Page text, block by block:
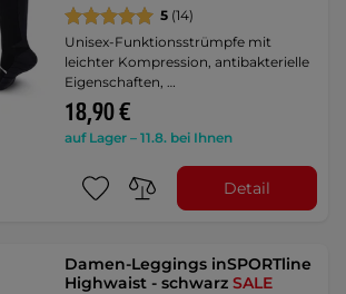
5 (14)
Unisex-Funktionsstrümpfe mit
leichter Kompression, antibakterielle
Eigenschaften, …
18,90 €
auf Lager – 11.8. bei Ihnen
Detail
Damen-Leggings inSPORTline
Highwaist - schwarzSALE